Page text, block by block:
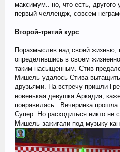
максимум.. но, что есть, другого
первый челлендж, совсем
Второй-третий курс
Поразмыслив над своей жизнью,
определившись в своем
таким насыщенным. Стив
Мишель удалось Стива вытащить
друзьями. На встречу пришли
новенькая девушка Аркадия,
понравилась.. Вечеринка прошла
Супер. Но расходиться никто не
Мишель зажигали под музыку